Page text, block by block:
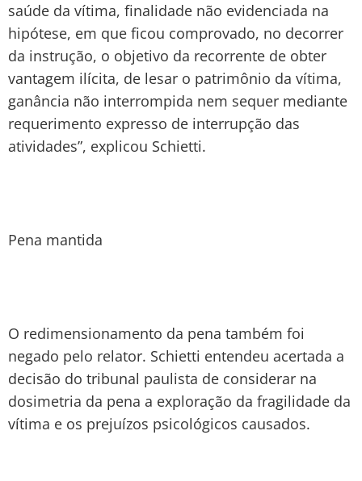
saúde da vítima, finalidade não evidenciada na
hipótese, em que ficou comprovado, no decorrer
da instrução, o objetivo da recorrente de obter
vantagem ilícita, de lesar o patrimônio da vítima,
ganância não interrompida nem sequer mediante
requerimento expresso de interrupção das
atividades”, explicou Schietti.
Pena mantida
O redimensionamento da pena também foi
negado pelo relator. Schietti entendeu acertada a
decisão do tribunal paulista de considerar na
dosimetria da pena a exploração da fragilidade da
vítima e os prejuízos psicológicos causados.